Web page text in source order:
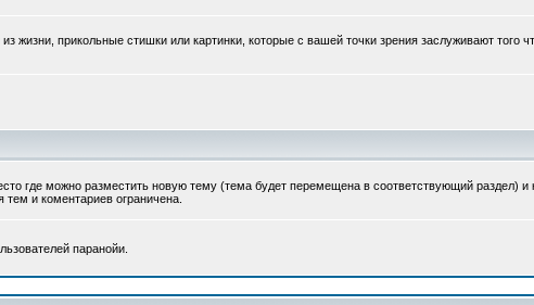
жизни, прикольные стишки или картинки, которые с вашей точки зрения заслуживают того
где можно разместить новую тему (тема будет перемещена в соответствующий
и коментариев ограничена.
паранойи.